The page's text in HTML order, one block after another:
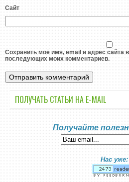
Сайт
Сохранить моё имя, email и адрес сайта
последующих моих комментариев.
ПОЛУЧАТЬ СТАТЬИ НА E-MАIL
Получайте
Нас уже: